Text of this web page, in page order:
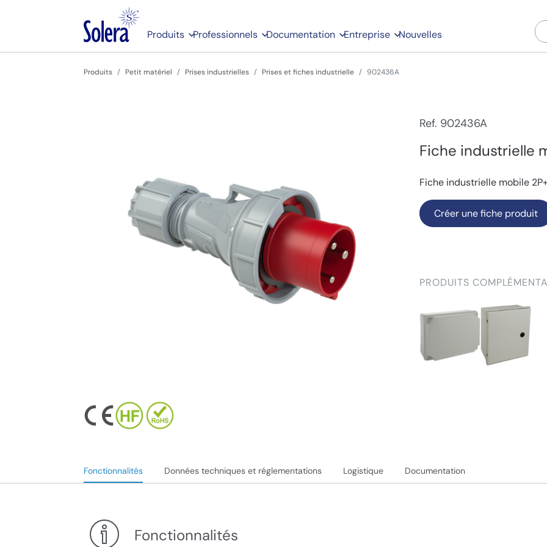
Produits Professionnels Documentation Entreprise Nouvelles
Produits Petit matériel Prises industrielles Prises et fiches industrielle 902436A
Ref. 902436A
Fiche industrielle
Fiche industrielle mobile
Créer une fiche produit
PRODUITS
Fonctionnalités Données techniques et réglementations Logistique Documentation
Fonctionnalités